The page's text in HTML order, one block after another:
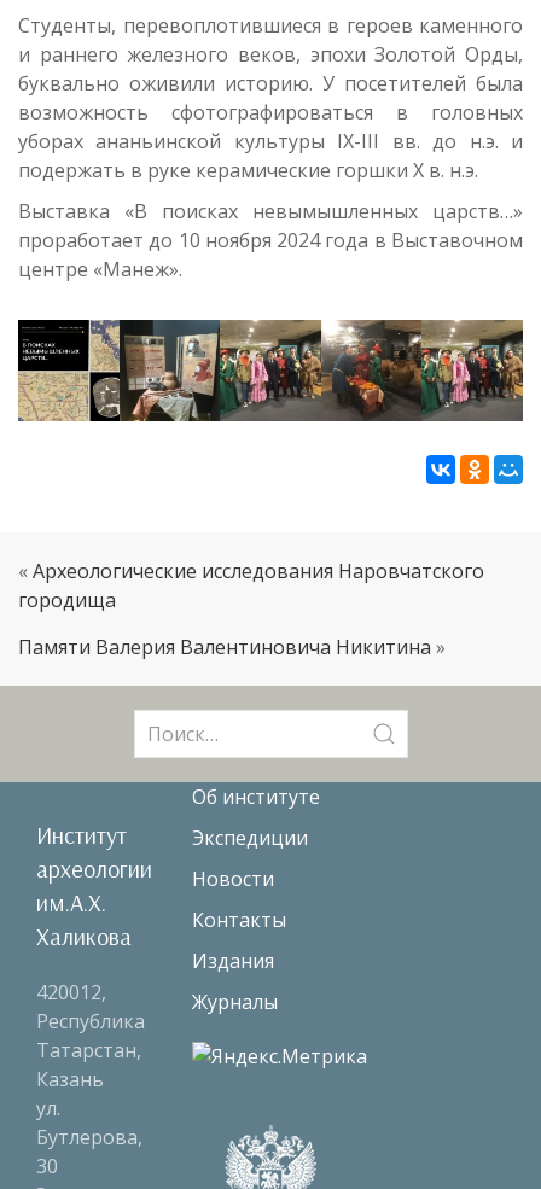
Студенты, перевоплотившиеся в героев каменного
и раннего железного веков, эпохи Золотой Орды,
буквально оживили историю. У посетителей была
возможность сфотографироваться в головных
уборах ананьинской культуры IX-III вв. до н.э. и
подержать в руке керамические горшки X в. н.э.
Выставка «В поисках невымышленных царств…»
проработает до 10 ноября 2024 года в Выставочном
центре «Манеж».
«Археологические исследования Наровчатского
городища
Памяти Валерия Валентиновича Никитина »
Институт
археологии
им.А.Х.
Халикова
420012,
Республика
Татарстан,
Казань
ул.
Бутлерова,
30
Об институте
Экспедиции
Новости
Контакты
Издания
Журналы